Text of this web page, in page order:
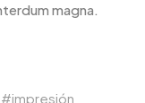
magna.
impresión